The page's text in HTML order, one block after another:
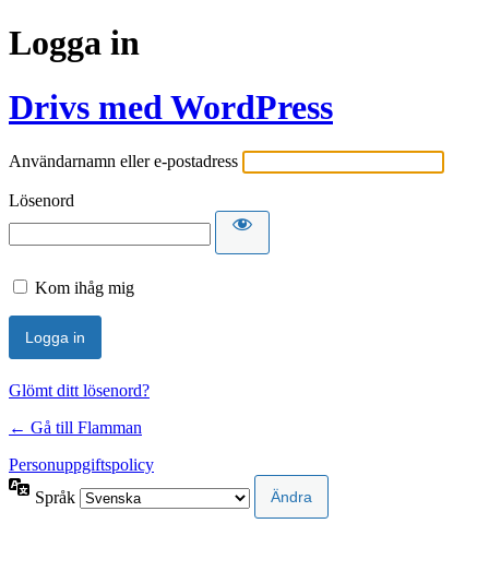
Logga in
Drivs med WordPress
Användarnamn eller e-postadress
Lösenord
Kom ihåg mig
Glömt ditt lösenord?
← Gå till Flamman
Personuppgiftspolicy
Språk